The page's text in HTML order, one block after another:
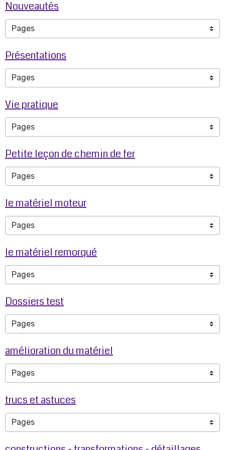
Nouveautés
Présentations
Vie pratique
Petite leçon de chemin de fer
le matériel moteur
le matériel remorqué
Dossiers test
amélioration du matériel
trucs et astuces